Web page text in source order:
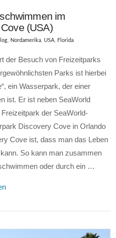
POST
im
(USA)
, Nordamerika, USA, Florida
der Besuch von Freizeitparks
Parks ist hierbei
ein Wasserpark, der einer
ist. Er ist neben SeaWorld
der SeaWorld-
Discovery Cove in Orlando
Cove ist, dass man das Leben
So kann man zusammen
oder durch ein …